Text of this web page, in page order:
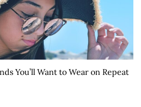
You’ll Want to Wear on Repeat